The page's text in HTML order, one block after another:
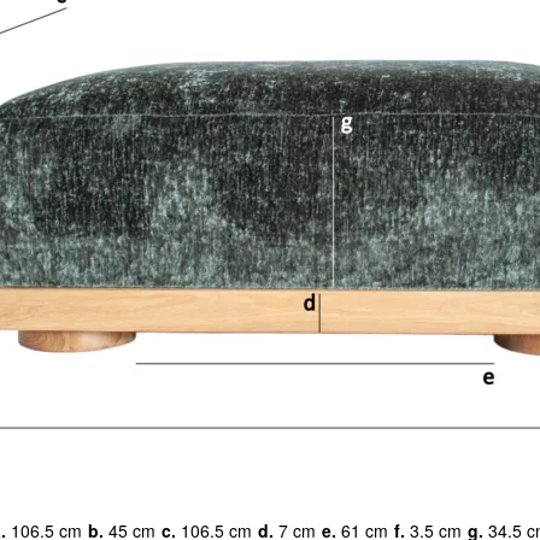
106.5 cm b. 45 cm c. 106.5 cm d. 7 cm e. 61 cm f. 3.5 cm g. 34.5